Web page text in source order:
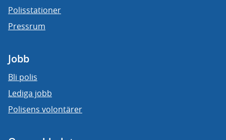
Polisstationer
Pressrum
Jobb
Bli polis
Lediga jobb
Polisens volontärer